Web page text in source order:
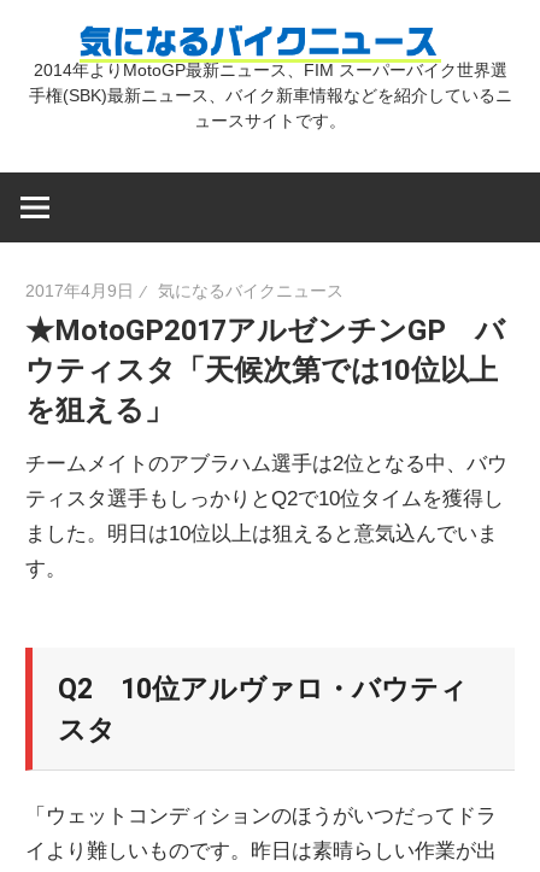
気
バ
ク
ス
2014年よりMotoGP最新ニュース、FIM スーパーバイク世界選
手権(SBK)最新ニュース、バイク新車情報などを紹介しているニ
ュースサイトです。
2017年4月9日 気になるバイクニュース
★MotoGP2017アルゼンチンGP バ
ウティスタ「天候次第では10位以上
を狙える」
チームメイトのアブラハム選手は2位となる中、バウ
ティスタ選手もしっかりとQ2で10位タイムを獲得し
ました。明日は10位以上は狙えると意気込んでいま
す。
Q2 10位アルヴァロ・バウティ
スタ
「ウェットコンディションのほうがいつだってドラ
イより難しいものです。昨日は素晴らしい作業が出